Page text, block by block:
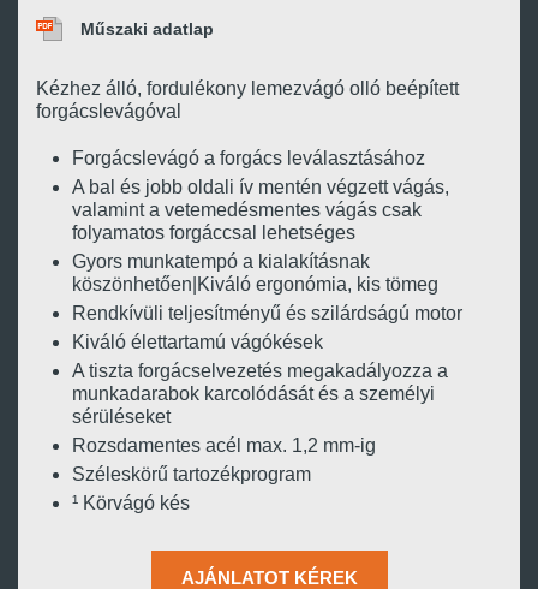
Műszaki adatlap
Kézhez álló, fordulékony lemezvágó olló beépített
forgácslevágóval
Forgácslevágó a forgács leválasztásához
A bal és jobb oldali ív mentén végzett vágás,
valamint a vetemedésmentes vágás csak
folyamatos forgáccsal lehetséges
Gyors munkatempó a kialakításnak
köszönhetően|Kiváló ergonómia, kis tömeg
Rendkívüli teljesítményű és szilárdságú motor
Kiváló élettartamú vágókések
A tiszta forgácselvezetés megakadályozza a
munkadarabok karcolódását és a személyi
sérüléseket
Rozsdamentes acél max. 1,2 mm-ig
Széleskörű tartozékprogram
¹ Körvágó kés
AJÁNLATOT KÉREK